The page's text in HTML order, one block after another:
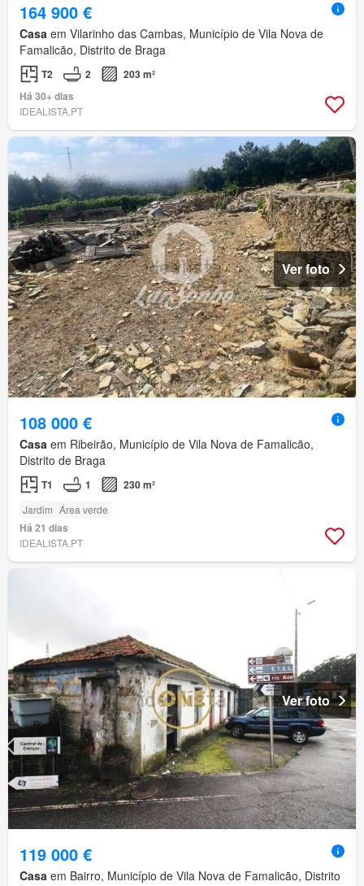
164 900 €
Casa em Vilarinho das Cambas, Município de Vila Nova de
Famalicão, Distrito de Braga
T2 2
203 m²
Há 30+ dias
IDEALISTA.PT
Ver foto
108 000 €
Casa em Ribeirão, Município de Vila Nova de Famalicão,
Distrito de Braga
T1 1 230 m²
Jardim Área verde
Há 21 dias
IDEALISTA.PT
Ver foto
119 000 €
Casa em Bairro, Município de Vila Nova de Famalicão, Distrito